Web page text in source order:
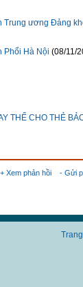
ương Đảng
Phổi Hà Nội (08/11/
THẾ CHO THẺ
+ Xem phản hồi - Gửi